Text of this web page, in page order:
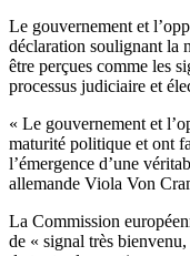
Le gouvernement et
déclaration soulignant la
être perçues comme les
processus judiciaire et
« Le gouvernement et
maturité politique et ont
l’émergence d’une
allemande Viola Von
La Commission
de « signal très